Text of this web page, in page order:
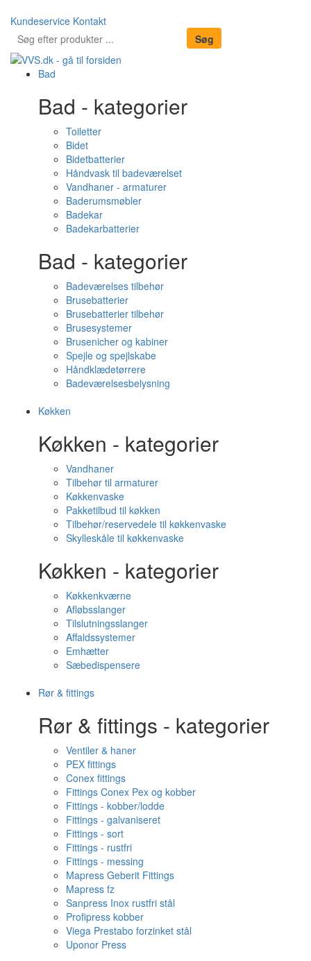
Kundeservice Kontakt
Bad
Bad - kategorier
Toiletter
Bidet
Bidetbatterier
Håndvask til badeværelset
Vandhaner - armaturer
Baderumsmøbler
Badekar
Badekarbatterier
Bad - kategorier
Badeværelses tilbehør
Brusebatterier
Brusebatterier tilbehør
Brusesystemer
Brusenicher og kabiner
Spejle og spejlskabe
Håndklædetørrere
Badeværelsesbelysning
Køkken
Køkken - kategorier
Vandhaner
Tilbehør til armaturer
Køkkenvaske
Pakketilbud til køkken
Tilbehør/reservedele til køkkenvaske
Skylleskåle til køkkenvaske
Køkken - kategorier
Køkkenkværne
Afløbsslanger
Tilslutningsslanger
Affaldssystemer
Emhætter
Sæbedispensere
Rør & fittings
Rør & fittings - kategorier
Ventiler & haner
PEX fittings
Conex fittings
Fittings Conex Pex og kobber
Fittings - kobber/lodde
Fittings - galvaniseret
Fittings - sort
Fittings - rustfri
Fittings - messing
Mapress Geberit Fittings
Mapress fz
Sanpress Inox rustfri stål
Profipress kobber
Viega Prestabo forzinket stål
Uponor Press